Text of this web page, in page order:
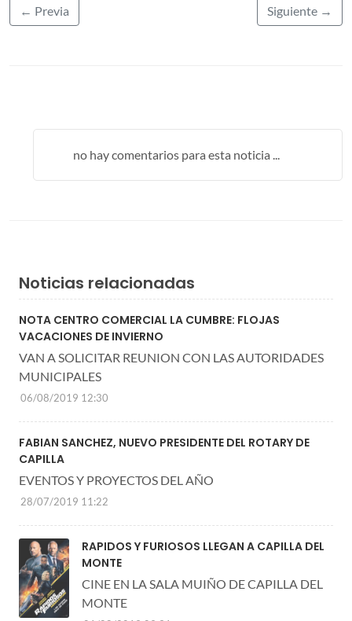
← Previa Siguiente →
no hay comentarios para esta noticia ...
Noticias relacionadas
NOTA CENTRO COMERCIAL LA CUMBRE: FLOJAS
VACACIONES DE INVIERNO
VAN A SOLICITAR REUNION CON LAS AUTORIDADES
MUNICIPALES
06/08/2019 12:30
FABIAN SANCHEZ, NUEVO PRESIDENTE DEL ROTARY DE
CAPILLA
EVENTOS Y PROYECTOS DEL AÑO
28/07/2019 11:22
RAPIDOS Y FURIOSOS LLEGAN A CAPILLA DEL
MONTE
CINE EN LA SALA MUIÑO DE CAPILLA DEL
MONTE